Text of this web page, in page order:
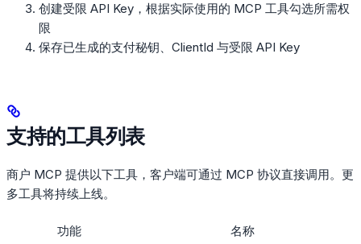
创建受限 API Key，根据实际使用的 MCP 工具勾选所需权
限
保存已生成的支付秘钥、ClientId 与受限 API Key
支持的工具列表
商户 MCP 提供以下工具，客户端可通过 MCP 协议直接调用。更
多工具将持续上线。
功能
名称